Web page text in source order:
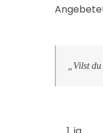
„Vilst